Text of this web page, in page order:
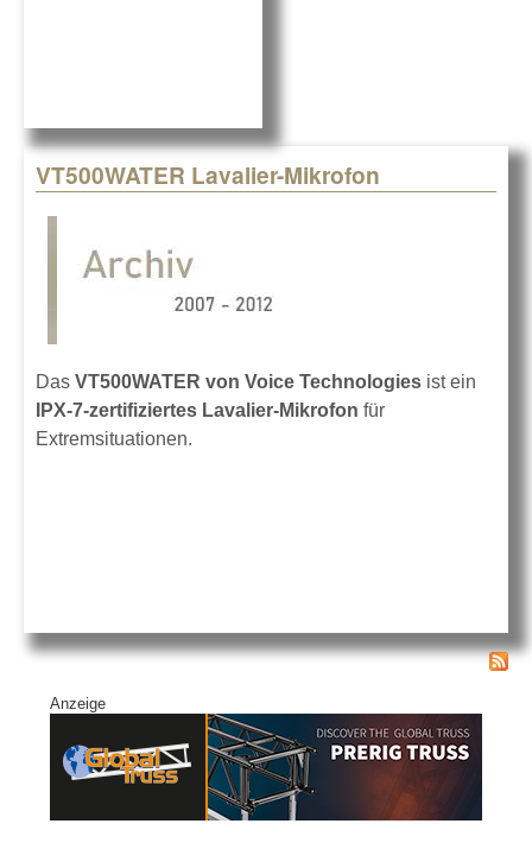
VT500WATER Lavalier-Mikrofon
Das VT500WATER von Voice Technologies ist ein
IPX-7-zertifiziertes Lavalier-Mikrofon für
Extremsituationen.
Anzeige